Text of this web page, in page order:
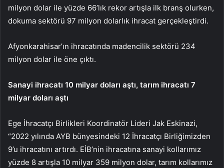
milyon dolar ile yüzde 66’lık rekor artışla ilk branş olurken,
dokuma sektörü 97 milyon dolarlık ihracat gerçekleştirdi.
Afyonkarahisar’ın ihracatında madencilik sektörü 234
milyon dolar ile öne çıktı.
Sanayi ihracatı 10 milyar doları aştı, tarım ihracatı 7
milyar doları aştı
Ege İhracatçı Birlikleri Koordinatör Lideri Jak Eskinazi,
“2022 yılında AYB bünyesindeki 12 İhracatçı Birliğimizden
9’u ihracatını artırdı. EİB’nin ihracatına sanayi kollarımız
yüzde 8 artışla 10 milyar 359 milyon dolar, tarım kollarımız